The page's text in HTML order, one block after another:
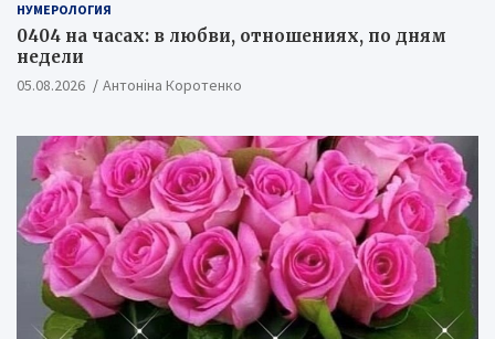
НУМЕРОЛОГИЯ
0404 на часах: в любви, отношениях, по дням
недели
05.08.2026 Антоніна Коротенко